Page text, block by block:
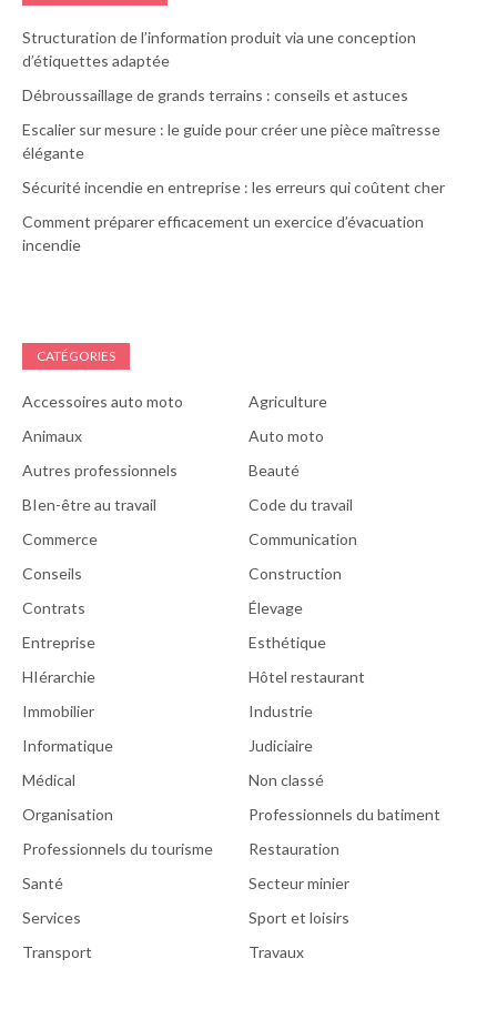
Structuration de l’information produit via une conception
d’étiquettes adaptée
Débroussaillage de grands terrains : conseils et astuces
Escalier sur mesure : le guide pour créer une pièce maîtresse
élégante
Sécurité incendie en entreprise : les erreurs qui coûtent cher
Comment préparer efficacement un exercice d’évacuation
incendie
CATÉGORIES
Accessoires auto moto
Agriculture
Animaux
Auto moto
Autres professionnels
Beauté
BIen-être au travail
Code du travail
Commerce
Communication
Conseils
Construction
Contrats
Élevage
Entreprise
Esthétique
HIérarchie
Hôtel restaurant
Immobilier
Industrie
Informatique
Judiciaire
Médical
Non classé
Organisation
Professionnels du batiment
Professionnels du tourisme
Restauration
Santé
Secteur minier
Services
Sport et loisirs
Transport
Travaux